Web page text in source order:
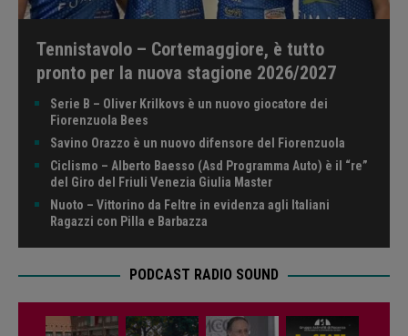
Tennistavolo – Cortemaggiore, è tutto
pronto per la nuova stagione 2026/2027
Serie B – Oliver Krilkovs è un nuovo giocatore dei
Fiorenzuola Bees
Savino Orazzo è un nuovo difensore del Fiorenzuola
Ciclismo – Alberto Baesso (Asd Programma Auto) è il “re”
del Giro del Friuli Venezia Giulia Master
Nuoto – Vittorino da Feltre in evidenza agli Italiani
Ragazzi con Pilla e Barbazza
PODCAST RADIO SOUND